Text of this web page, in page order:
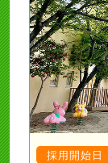
採用開始日